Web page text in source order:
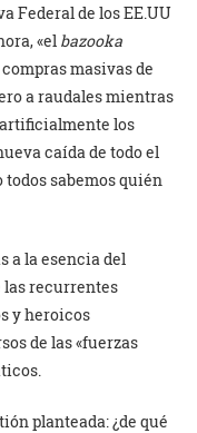
Federal de los EE.UU
«el bazooka
masivas de
a raudales mientras
los
caída de todo el
sabemos quién
a la esencia del
las recurrentes
y heroicos
de las «fuerzas
planteada: ¿de qué